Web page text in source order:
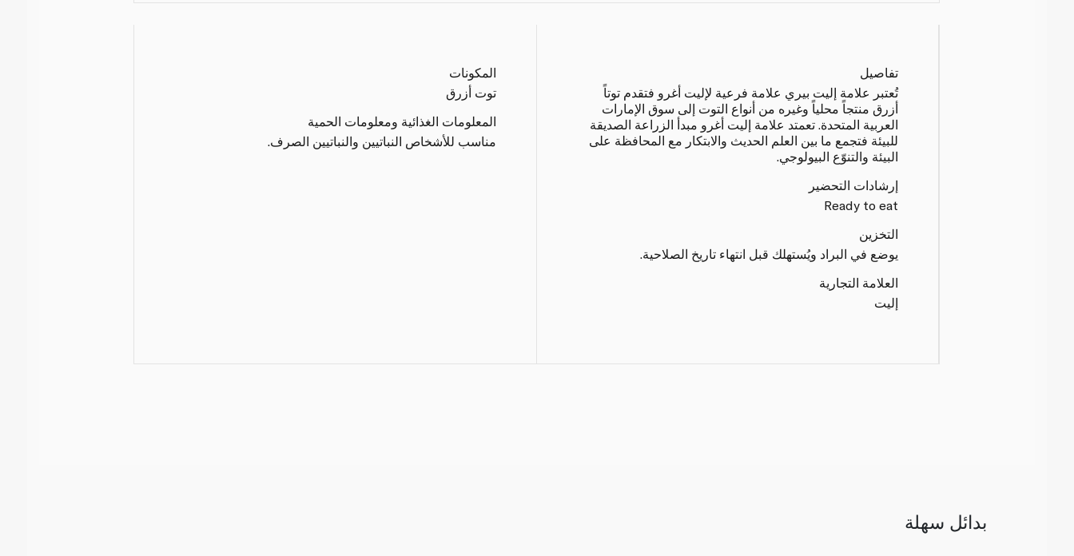
تفاصيل
تُعتبر علامة إليت بيري علامة فرعية لإليت أغرو فتقدم توتاً
أزرق منتجاً محلياً وغيره من أنواع التوت إلى سوق الإمارات
العربية المتحدة. تعمتد علامة إليت أغرو مبدأ الزراعة الصديقة
للبيئة فتجمع ما بين العلم الحديث والابتكار مع المحافظة على
البيئة والتنوّع البيولوجي.
إرشادات التحضير
Ready to eat
التخزين
يوضع في البراد ويُستهلك قبل انتهاء تاريخ الصلاحية.
العلامة التجارية
إليت
المكونات
توت أزرق
المعلومات الغذائية ومعلومات الحمية
مناسب للأشخاص النباتيين والنباتيين الصرف.
بدائل سهلة